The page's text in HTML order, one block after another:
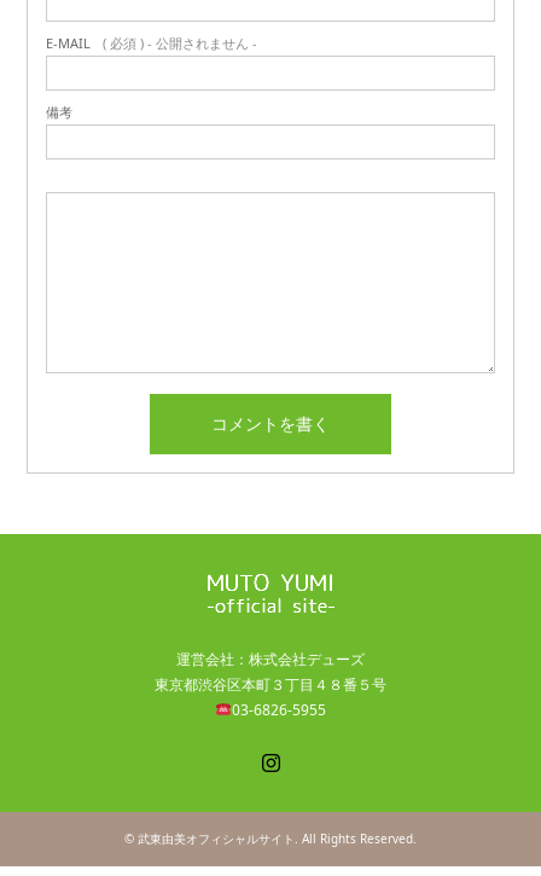
E-MAIL ( 必須 ) - 公開されません -
備考
運営会社：株式会社デューズ
東京都渋谷区本町３丁目４８番５号
03-6826-5955
© 武東由美オフィシャルサイト . All Rights Reserved.